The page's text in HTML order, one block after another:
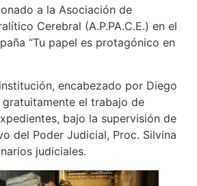
a la Asociación de
Cerebral (A.P.PA.C.E.) en el
“Tu papel es protagónico en
encabezado por Diego
el trabajo de
bajo la supervisión de
del Poder Judicial, Proc. Silvina
judiciales.